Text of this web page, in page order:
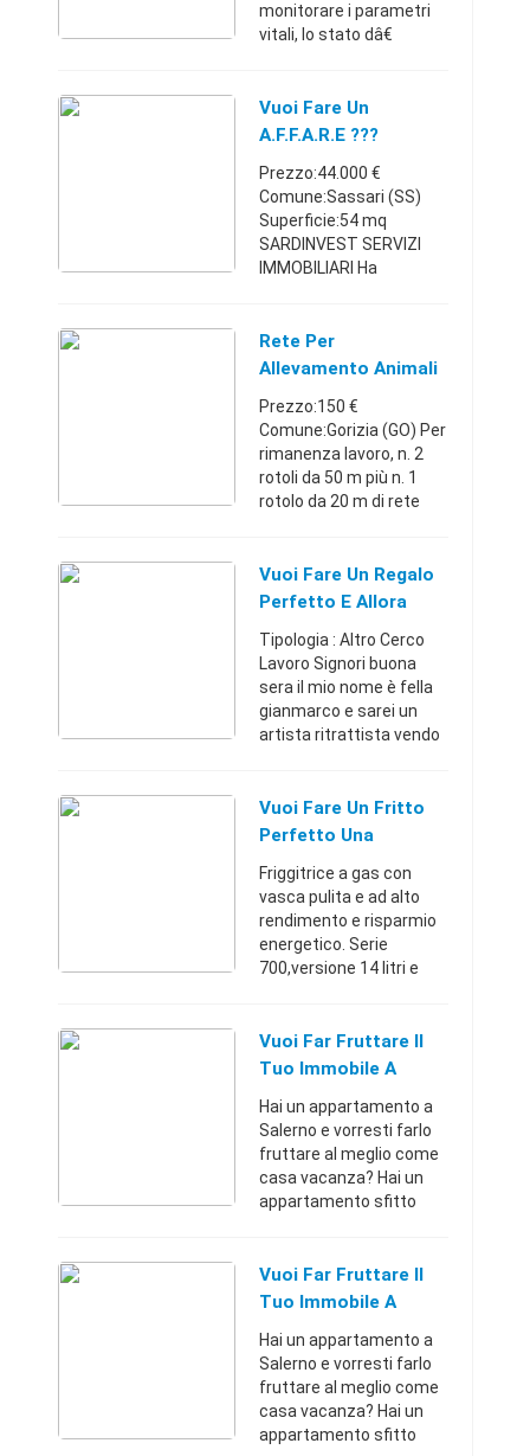
monitorare i parametri
vitali, lo stato dâ€
completo. Helo è
costituito da pietre ...
Vuoi Fare Un
A.f.f.a.r.e ???
Prezzo:44.000 €
Comune:Sassari (SS)
Superficie:54 mq
SARDINVEST SERVIZI
IMMOBILIARI Ha
centralissima e
richiestissima PIAZZA
punto d'app ...
Rete Per
Allevamento Animali
O Recinzione Orto
Prezzo:150 €
Comune:Gorizia (GO) Per
rimanenza lavoro, n. 2
rotoli da 50 m più n. 1
rotolo da 20 m di rete
BEKAERT ha la maglia
differenziata, più stretta
Vuoi Fare Un Regalo
Perfetto E Allora
Contatta Me....
Tipologia : Altro Cerco
Lavoro Signori buona
sera il mio nome è fella
gianmarco e sarei un
artista ritrattista vendo
diplomato...con la
conoscenza ...
Vuoi Fare Un Fritto
Perfetto Una
Friggitrice Super
Friggitrice a gas con
vasca pulita e ad alto
rendimento e risparmio
energetico. Serie
700,versione 14 litri e
(Cremona)+3933347617
85Contatta
Vuoi Far Fruttare Il
Tuo Immobile A
Salerno?
Hai un appartamento a
Salerno e vorresti farlo
fruttare al meglio come
casa vacanza? Hai un
appartamento sfitto
mensilità? Hai un
appartamento adatto ad
Vuoi Far Fruttare Il
Tuo Immobile A
Salerno? - Salerno
(Salerno)
Hai un appartamento a
Salerno e vorresti farlo
fruttare al meglio come
casa vacanza? Hai un
appartamento sfitto